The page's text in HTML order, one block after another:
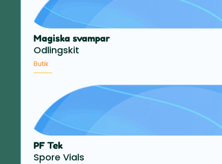
Magiska svampar
Odlingskit
Butik
PF Tek
Spore Vials